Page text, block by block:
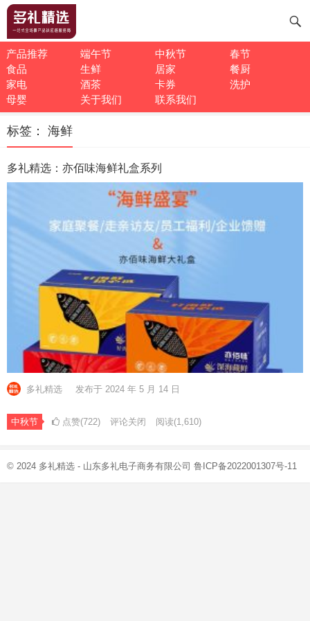
产品推荐 端午节 中秋节
春节
食品
生鲜 居家
餐厨
家电
酒茶 卡券
洗护
母婴
关于我们 联系我们
标签： 海鲜
多礼精选：亦佰味海鲜礼盒系列
多礼精选 发布于 2024 年 5 月 14 日
中秋节 点赞(722) 评论关闭 阅读(1,610)
© 2024 多礼精选 - 山东多礼电子商务有限公司 鲁ICP备2022001307号-11